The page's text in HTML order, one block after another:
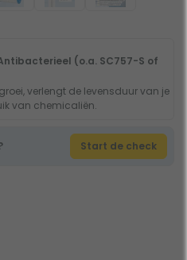
(o.a. SC757-S of
verlengt de levensduur van je
van chemicaliën.
Start de check